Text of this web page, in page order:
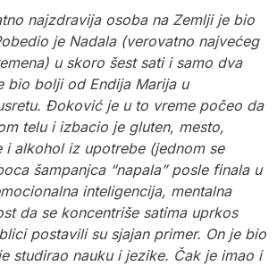
najzdravija osoba na Zemlji je bio
je Nadala (verovatno najvećeg
u skoro šest sati i samo dva
bio bolji od Endija Marija u
Đoković je u to vreme počeo da
telu i izbacio je gluten, mesto,
i alkohol iz upotrebe (jednom se
šampanjca “napala” posle finala u
inteligencija, mentalna
da se koncentriše satima uprkos
postavili su sjajan primer. On je bio
studirao nauku i jezike. Čak je imao i